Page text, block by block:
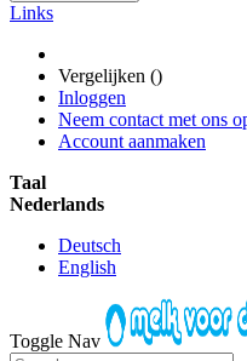
Links
Vergelijken ()
Inloggen
Neem contact met ons
Account aanmaken
Taal
Nederlands
Deutsch
English
Toggle Nav